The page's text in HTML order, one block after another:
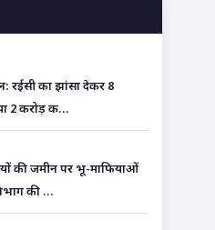
रईसी का झांसा देकर 8
2 करोड़ क...
की जमीन पर भू-माफियाओं
की ...